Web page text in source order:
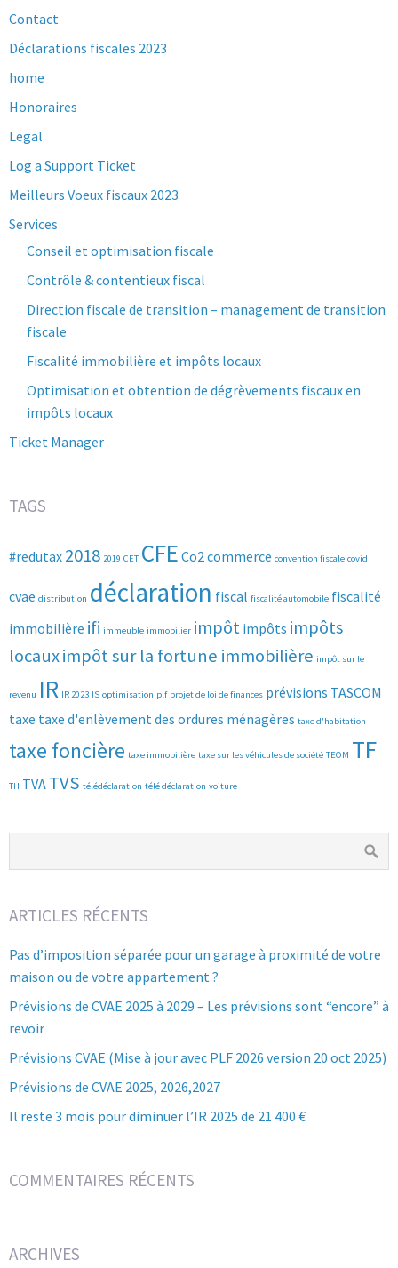
Contact
Déclarations fiscales 2023
home
Honoraires
Legal
Log a Support Ticket
Meilleurs Voeux fiscaux 2023
Services
Conseil et optimisation fiscale
Contrôle & contentieux fiscal
Direction fiscale de transition – management de transition
fiscale
Fiscalité immobilière et impôts locaux
Optimisation et obtention de dégrèvements fiscaux en
impôts locaux
Ticket Manager
TAGS
#redutax 2018 2019 CET CFE Co2commerce convention fiscale covid
cvae distribution déclaration fiscal fiscalité automobile fiscalité
immobilière ifi immeuble immobilier impôt impôts impôts
locauximpôt sur la fortune immobilière impôt sur le
revenu IR IR 2023 IS optimisation plf projet de loi de finances prévisions TASCOM
taxe taxe d'enlèvement des ordures ménagères taxe d'habitation
taxe foncière taxe immobilière taxe sur les véhicules de société TEOM TF
TH TVA TVS télédéclaration télé déclaration voiture
ARTICLES RÉCENTS
Pas d’imposition séparée pour un garage à proximité de votre
maison ou de votre appartement ?
Prévisions de CVAE 2025 à 2029 – Les prévisions sont “encore” à
revoir
Prévisions CVAE (Mise à jour avec PLF 2026 version 20 oct 2025)
Prévisions de CVAE 2025, 2026,2027
Il reste 3 mois pour diminuer l’IR 2025 de 21 400 €
COMMENTAIRES RÉCENTS
ARCHIVES